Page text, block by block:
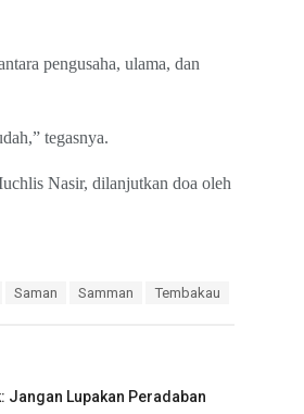
pengusaha, ulama, dan
tegasnya.
Nasir, dilanjutkan doa oleh
Saman Samman Tembakau
Lupakan Peradaban